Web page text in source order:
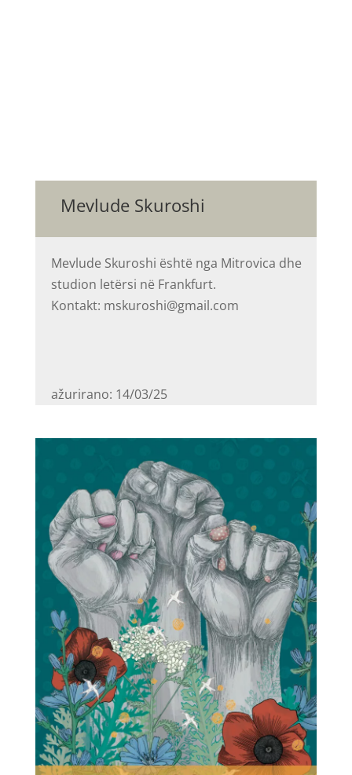
Mevlude Skuroshi
Mevlude Skuroshi është nga Mitrovica dhe
studion letërsi në Frankfurt.
Kontakt: mskuroshi@gmail.com
ažurirano: 14/03/25